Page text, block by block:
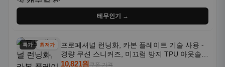
테무인기 →
특가 최저가
프로페셔널 런닝화, 카본 플레이트 기술 사용 -
경량 쿠션 스니커즈, 미끄럼 방지 TPU 아웃솔,
통기성 화이트-퍼플 그라데이션, 헬스, 트레이
10,821원쿠폰 가격